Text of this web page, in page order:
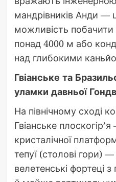
мандрівників Анди —
можливість побачити
понад 4000 м або
над глибокими
Гвіанське та
уламки давньої
На північному сході
Гвіанське
кристалічної
тепуї (столові гори)
велетенські фортеці